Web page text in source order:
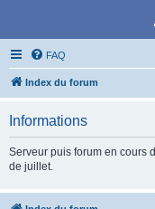
FAQ
Index du forum
Informations
Serveur puis forum en cours
de juillet.